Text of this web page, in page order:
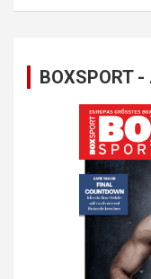
BOXSPORT